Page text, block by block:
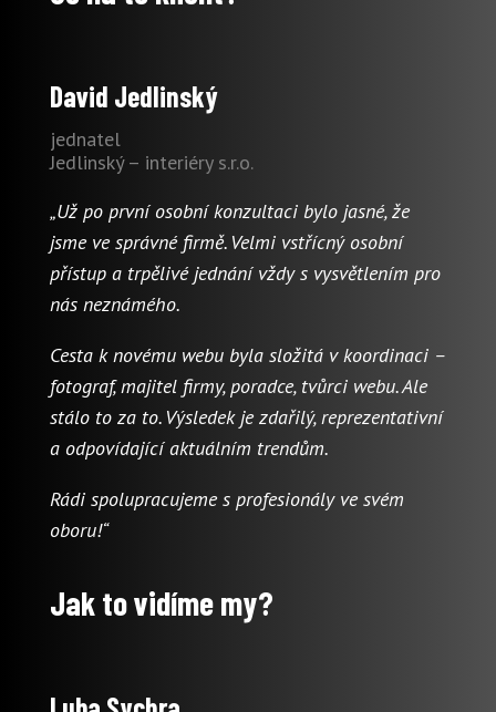
David Jedlinský
jednatel
Jedlinský – interiéry s.r.o.
„Už po první osobní konzultaci bylo jasné, že
jsme ve správné firmě. Velmi vstřícný osobní
přístup a trpělivé jednání vždy s vysvětlením pro
nás neznámého.
Cesta k novému webu byla složitá v koordinaci –
fotograf, majitel firmy, poradce, tvůrci webu. Ale
stálo to za to. Výsledek je zdařilý, reprezentativní
a odpovídající aktuálním trendům.
Rádi spolupracujeme s profesionály ve svém
oboru!“
Jak to vidíme my?